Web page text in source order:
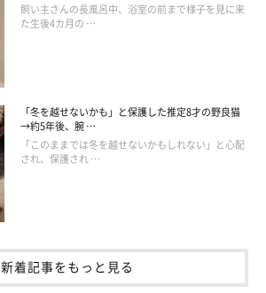
飼い主さんの長風呂中、浴室の前まで様子を見に来
た生後4カ月の …
「冬を越せないかも」と保護した推定8才の野良猫
→約5年後、腕 …
「このままでは冬を越せないかもしれない」と心配
され、保護され …
新着記事をもっと見る